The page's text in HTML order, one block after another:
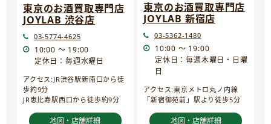
東京のお酒買取専門店
JOYLAB 渋谷店
03-5774-4625
10:00 ～ 19:00
定休日：毎週水曜日
アクセス:JR渋谷駅新南口から徒
歩約9分
JR恵比寿駅西口から徒歩約9分
地図・店舗詳細
東京のお酒買取専門店
JOYLAB 新宿店
03-5362-1480
10:00 ～ 19:00
定休日：毎週木曜日・日曜
日
アクセス:東京メトロ丸ノ内線
「新宿御苑前」駅より徒歩5分
地図・店舗詳細